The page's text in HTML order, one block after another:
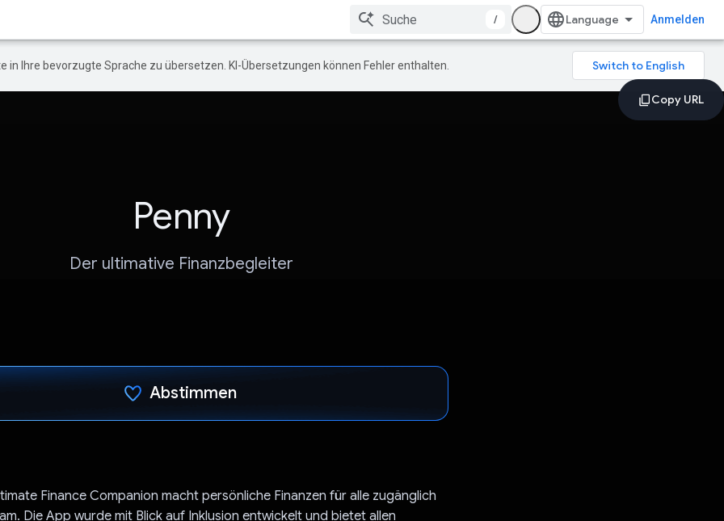
/ Anmelden
in Ihre bevorzugte Sprache zu übersetzen. KI-Übersetzungen können Fehler enthalten.
Penny
Der ultimative Finanzbegleiter
Abstimmen
Finance Companion macht persönliche Finanzen für alle zugänglich
Die App wurde mit Blick auf Inklusion entwickelt und bietet allen